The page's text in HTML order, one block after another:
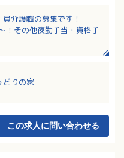
介護職の募集です！
！その他夜勤手当・資格手
どりの家
この求人に問い合わせる